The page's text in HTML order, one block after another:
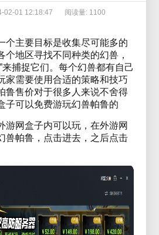
02-01 12:18:47 阅读量: 1100
个主要目标是收集尽可能多的
个地区寻找不同种类的幻兽，
来捕捉它们。每个幻兽都有自己
家需要使用合适的策略和技巧
鲁售价对于很多人来说不舍得
子可以免费游玩幻兽帕鲁的
游网盒子内可以玩，在外游网
兽帕鲁，点击进去，之后点击